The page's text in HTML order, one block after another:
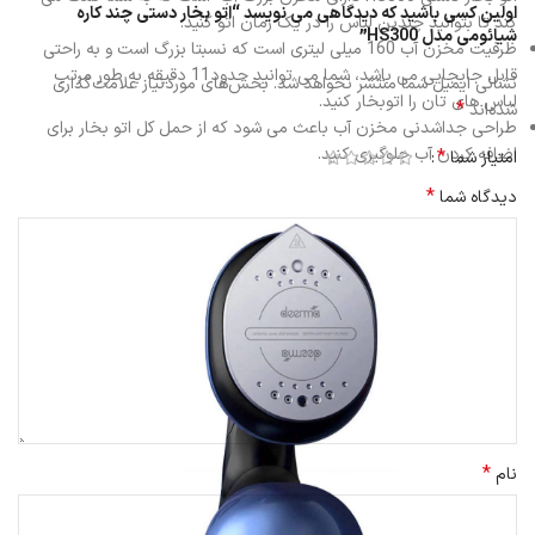
کند تا بتوانید چندین لباس را در یک زمان اتو کنید.
ظرفیت مخزن آب 160 میلی لیتری است که نسبتا بزرگ است و به راحتی
قابل جابجایی می باشد، شما می توانید حدود11 دقیقه به طور مرتب
لباس های تان را اتوبخار کنید.
طراحی جداشدنی مخزن آب باعث می شود که از حمل کل اتو بخار برای
اضافه کردن آب جلوگیری کنید.
اولین کسی باشید که دیدگاهی می نویسد “اتو بخار دستی چند کاره
شیائومی مدل HS300”
نشانی ایمیل شما منتشر نخواهد شد. بخش‌های موردنیاز علامت‌گذاری
شده‌اند*
امتیاز شما*
دیدگاه شما*
نام*